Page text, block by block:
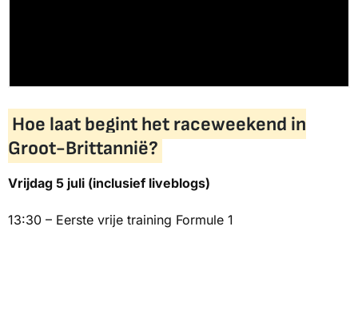
Hoe laat begint het raceweekend in
Groot-Brittannië?
Vrijdag 5 juli (inclusief liveblogs)
13:30 – Eerste vrije training Formule 1